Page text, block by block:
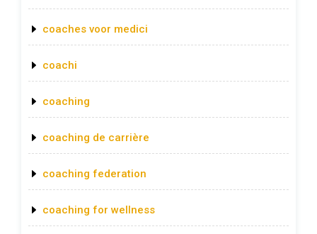
coaches voor medici
coachi
coaching
coaching de carrière
coaching federation
coaching for wellness